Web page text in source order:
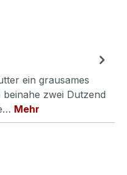
ein grausames
zwei Dutzend
Mehr